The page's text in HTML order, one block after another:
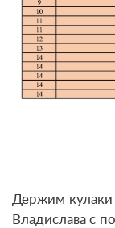
Держим кулаки
Владислава с